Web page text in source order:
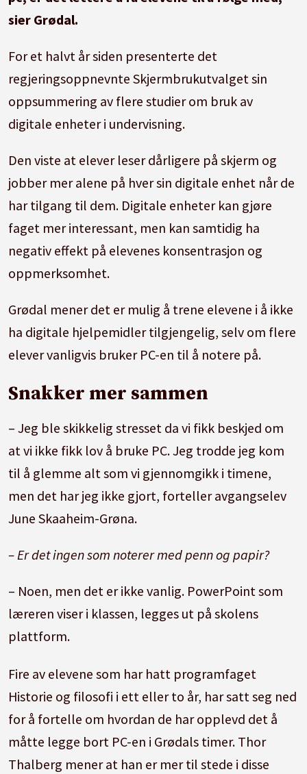
sier Grødal.
For et halvt år siden presenterte det
regjeringsoppnevnte Skjermbrukutvalget sin
oppsummering av flere studier om bruk av
digitale enheter i undervisning.
Den viste at elever leser dårligere på skjerm og
jobber mer alene på hver sin digitale enhet når de
har tilgang til dem. Digitale enheter kan gjøre
faget mer interessant, men kan samtidig ha
negativ effekt på elevenes konsentrasjon og
oppmerksomhet.
Grødal mener det er mulig å trene elevene i å ikke
ha digitale hjelpemidler tilgjengelig, selv om flere
elever vanligvis bruker PC-en til å notere på.
Snakker mer sammen
– Jeg ble skikkelig stresset da vi fikk beskjed om
at vi ikke fikk lov å bruke PC. Jeg trodde jeg kom
til å glemme alt som vi gjennomgikk i timene,
men det har jeg ikke gjort, forteller avgangselev
June Skaaheim-Grøna.
– Er det ingen som noterer med penn og papir?
– Noen, men det er ikke vanlig. PowerPoint som
læreren viser i klassen, legges ut på skolens
plattform.
Fire av elevene som har hatt programfaget
Historie og filosofi i ett eller to år, har satt seg ned
for å fortelle om hvordan de har opplevd det å
måtte legge bort PC-en i Grødals timer. Thor
Thalberg mener at han er mer til stede i disse